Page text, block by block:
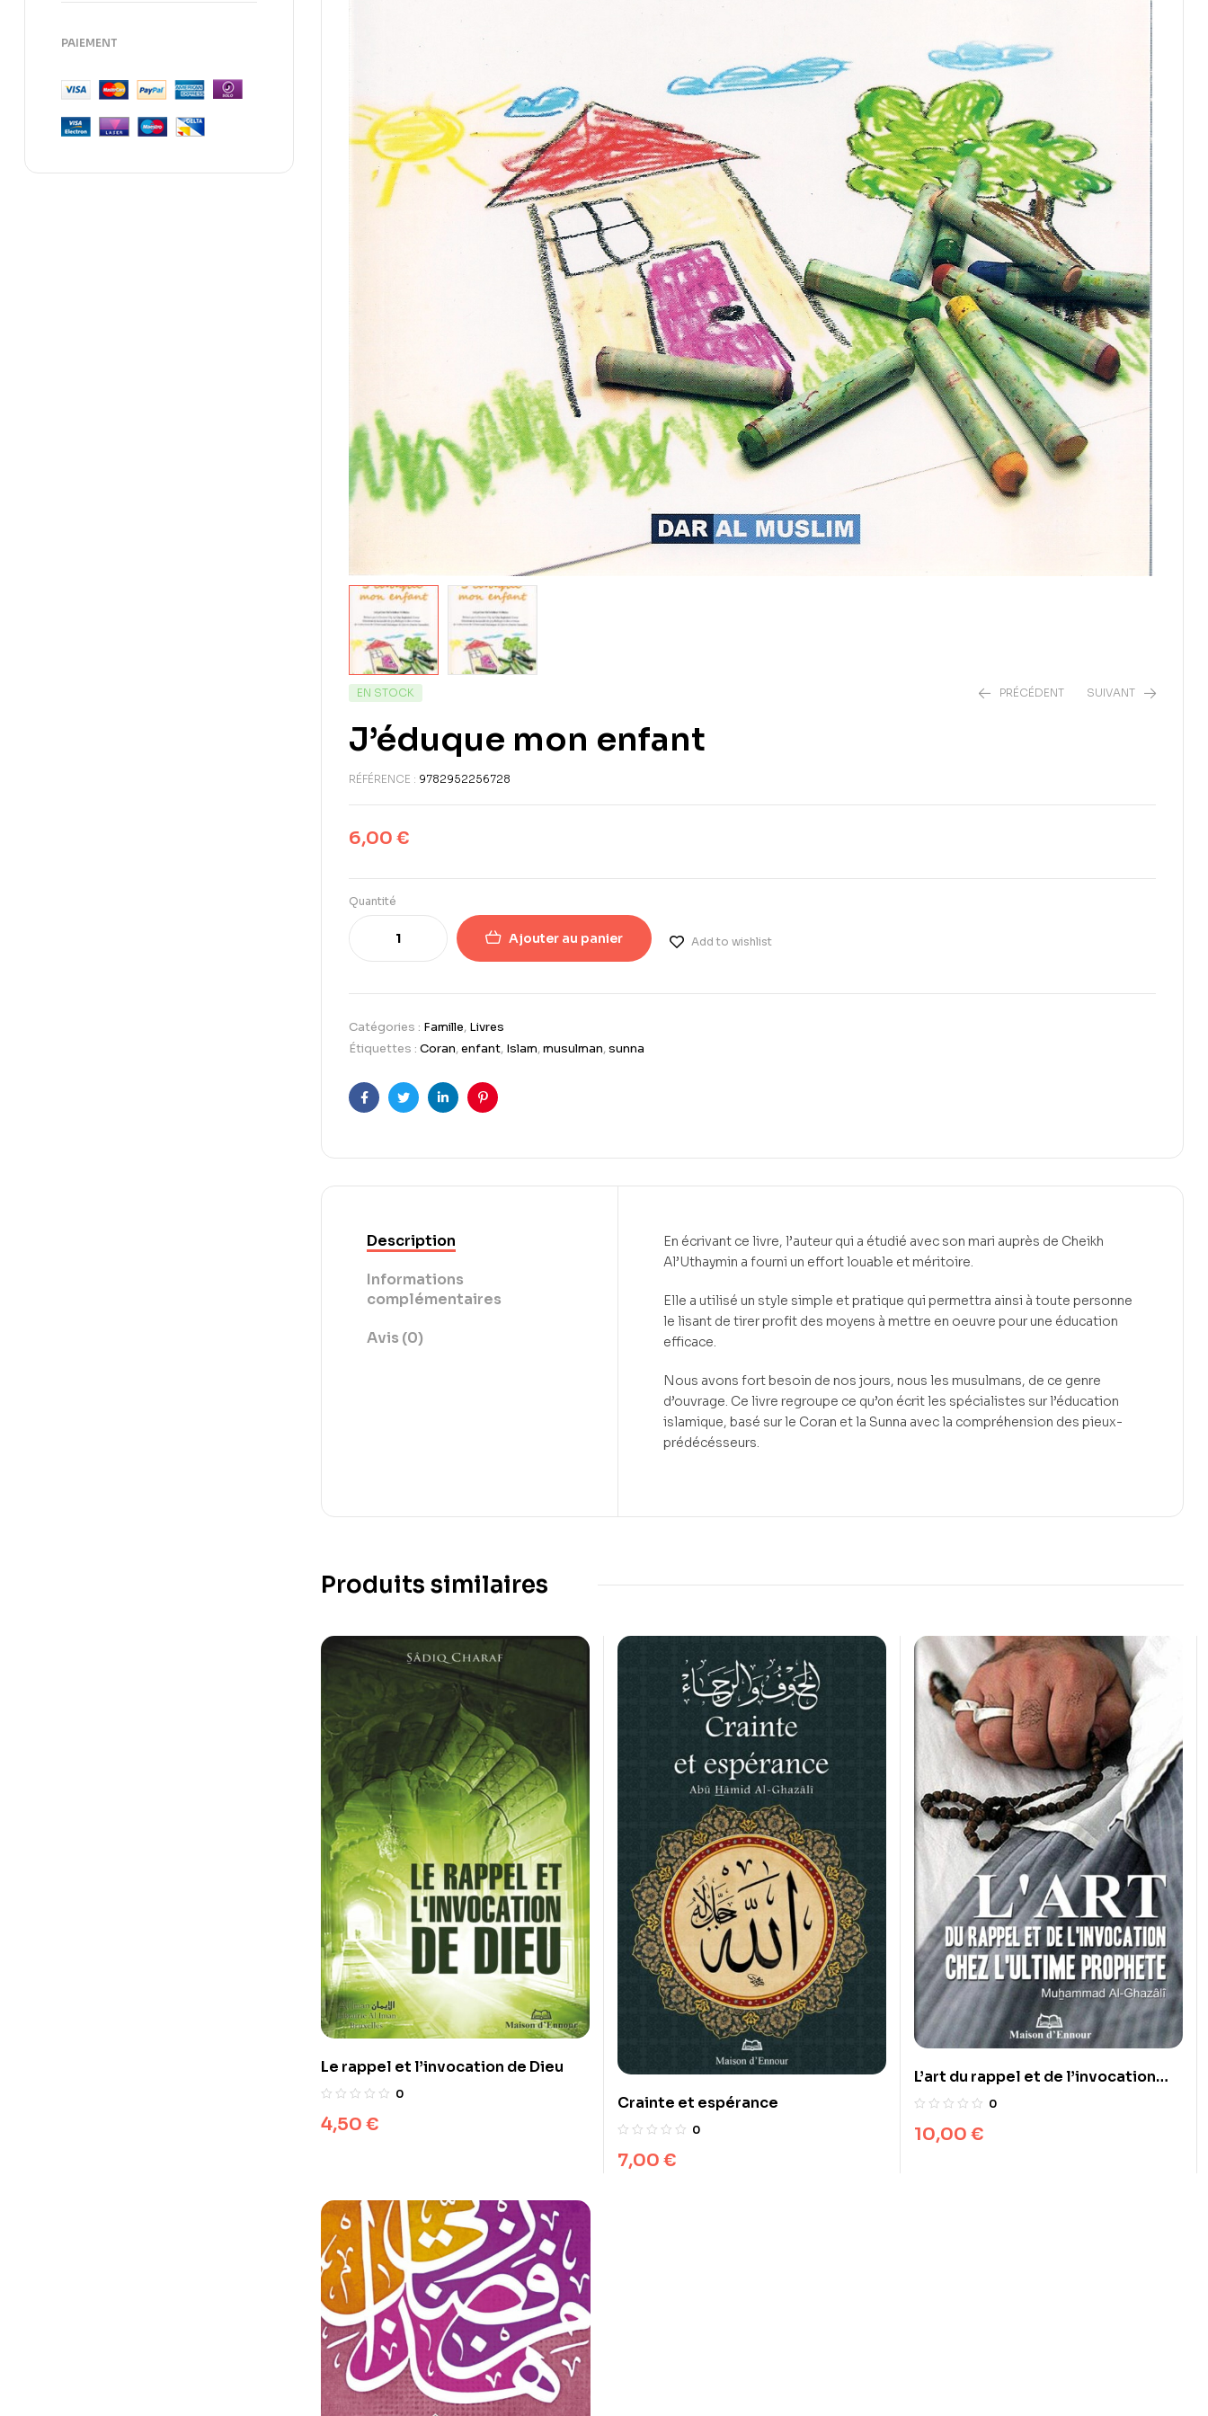
EN STOCK PRÉCÉDENT SUIVANT
J’éduque mon enfant
RÉFÉRENCE : 9782952256728
6,00 €
Quantité
Ajouter au panier Add to wishlist
Catégories : Famille, Livres
Étiquettes : Coran,enfant, Islam,musulman,sunna
FacebookTwitterLinkedInPinterest
Description
Informations
complémentaires
Avis (0)
En écrivant ce livre, l’auteur qui a étudié avec son mari auprès de Cheikh
Al’Uthaymin a fourni un effort louable et méritoire.
Elle a utilisé un style simple et pratique qui permettra ainsi à toute personne
le lisant de tirer profit des moyens à mettre en oeuvre pour une éducation
efficace.
Nous avons fort besoin de nos jours, nous les musulmans, de ce genre
d’ouvrage. Ce livre regroupe ce qu’on écrit les spécialistes sur l’éducation
islamique, basé sur le Coran et la Sunna avec la compréhension des pieux-
prédécésseurs.
Produits similaires
Le rappel et l’invocation de Dieu
0
4,50 €
Crainte et espérance
0
7,00 €
L’art du rappel et de l’invocation
chez l’ultime Prophète
0
10,00 €
PAIEMENT